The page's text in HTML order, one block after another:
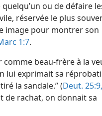
ou de défaire
réservée le plus
image pour montrer son
1:7.
comme beau-frère à la
lui exprimait sa
la sandale.” (Deut.
de rachat, on donnait sa